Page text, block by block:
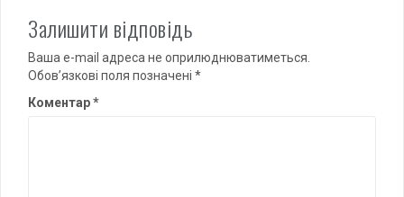
Залишити відповідь
Ваша e-mail адреса не оприлюднюватиметься.
Обов’язкові поля позначені *
Коментар*